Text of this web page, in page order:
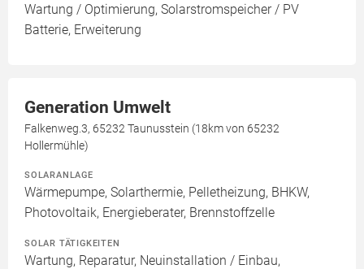
Wartung / Optimierung, Solarstromspeicher / PV
Batterie, Erweiterung
Generation Umwelt
Falkenweg.3, 65232 Taunusstein (18km von 65232
Hollermühle)
SOLARANLAGE
Wärmepumpe, Solarthermie, Pelletheizung, BHKW,
Photovoltaik, Energieberater, Brennstoffzelle
SOLAR TÄTIGKEITEN
Wartung, Reparatur, Neuinstallation / Einbau,